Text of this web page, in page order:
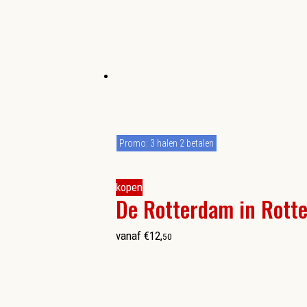
kopen
De Rotterdam in
Promo: 3 halen 2 betalen
vanaf €12,50